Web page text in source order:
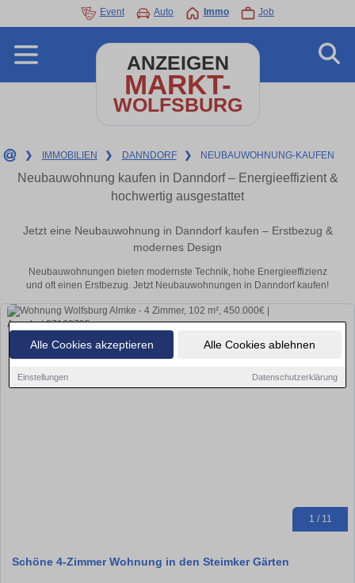
Alle Cookies akzeptieren Alle Cookies ablehnen
Einstellungen Datenschutzerklärung
Event Auto Immo Job
ANZEIGEN
MARKT-
WOLFSBURG
❯ IMMOBILIEN ❯ DANNDORF ❯ NEUBAUWOHNUNG-KAUFEN
Neubauwohnung kaufen in Danndorf – Energieeffizient &
hochwertig ausgestattet
Jetzt eine Neubauwohnung in Danndorf kaufen – Erstbezug &
modernes Design
Neubauwohnungen bieten modernste Technik, hohe Energieeffizienz
und oft einen Erstbezug. Jetzt Neubauwohnungen in Danndorf kaufen!
1 / 11
Schöne 4-Zimmer Wohnung in den Steimker Gärten